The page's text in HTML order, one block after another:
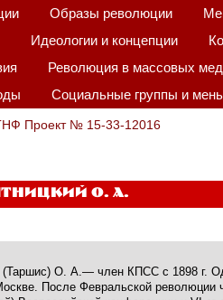
Образы революции
Идеологии и концепции
Революция в массовых
Социальные группы и
Проект № 15-33-12016
О. А.
(Таршис) О. А.— член КПСС с 1898 г.
После Февральской